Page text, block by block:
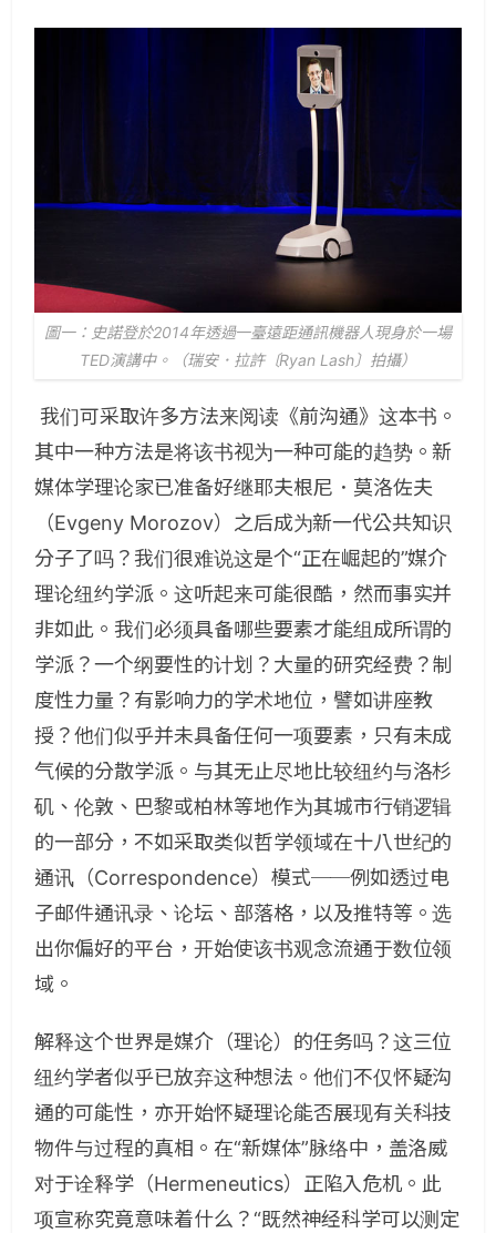
圖一：史諾登於2014年透過一臺遠距通訊機器人現身於一場
TED演講中。（瑞安．拉許〔Ryan Lash〕拍攝）
我们可采取许多方法来阅读《前沟通》这本书。
其中一种方法是将该书视为一种可能的趋势。新
媒体学理论家已准备好继耶夫根尼．莫洛佐夫
（Evgeny Morozov）之后成为新一代公共知识
分子了吗？我们很难说这是个“正在崛起的”媒介
理论纽约学派。这听起来可能很酷，然而事实并
非如此。我们必须具备哪些要素才能组成所谓的
学派？一个纲要性的计划？大量的研究经费？制
度性力量？有影响力的学术地位，譬如讲座教
授？他们似乎并未具备任何一项要素，只有未成
气候的分散学派。与其无止尽地比较纽约与洛杉
矶、伦敦、巴黎或柏林等地作为其城市行销逻辑
的一部分，不如采取类似哲学领域在十八世纪的
通讯（Correspondence）模式──例如透过电
子邮件通讯录、论坛、部落格，以及推特等。选
出你偏好的平台，开始使该书观念流通于数位领
域。
解释这个世界是媒介（理论）的任务吗？这三位
纽约学者似乎已放弃这种想法。他们不仅怀疑沟
通的可能性，亦开始怀疑理论能否展现有关科技
物件与过程的真相。在“新媒体”脉络中，盖洛威
对于诠释学（Hermeneutics）正陷入危机。此
项宣称究竟意味着什么？“既然神经科学可以测定